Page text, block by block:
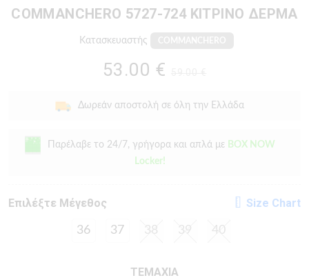
COMMANCHERO 5727-724 ΚΙΤΡΙΝΟ ΔΕΡΜΑ
Κατασκευαστής
53.00 €
Δωρεάν αποστολή σε όλη την Ελλάδα
Παρέλαβε το 24/7, γρήγορα και απλά με BOX NOW
Locker!
Eπιλέξτε Μέγεθος Size Chart
36 37 38 39 40
ΤΕΜΑΧΙΑ